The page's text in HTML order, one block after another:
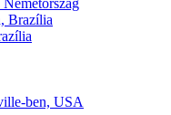
Brazília
ben, USA